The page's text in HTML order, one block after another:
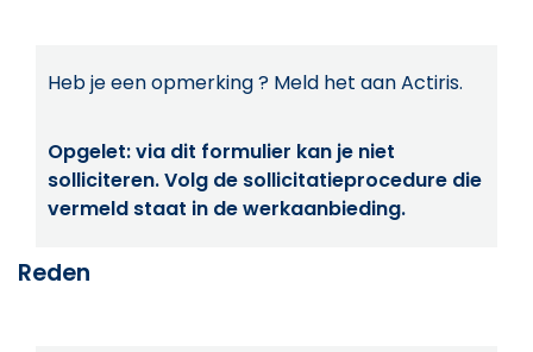
Heb je een opmerking ? Meld het aan Actiris.
Opgelet: via dit formulier kan je niet
solliciteren. Volg de sollicitatieprocedure die
vermeld staat in de werkaanbieding.
Reden